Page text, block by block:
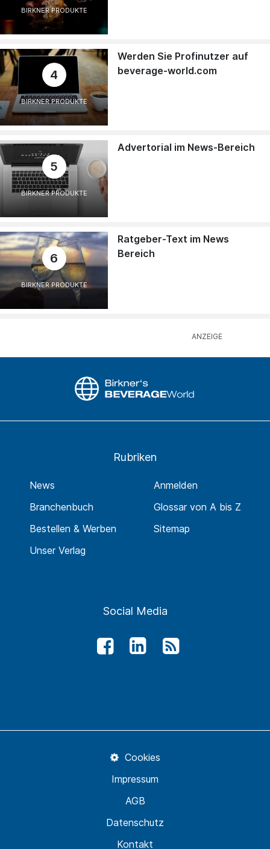
BIRKNER PRODUKTE
4
BIRKNER PRODUKTE
Werden Sie Profinutzer auf
beverage-world.com
5
BIRKNER PRODUKTE
Advertorial im News-Bereich
6
BIRKNER PRODUKTE
Ratgeber-Text im News
Bereich
Rubriken
News
Branchenbuch
Bestellen & Werben
Unser Verlag
Anmelden
Glossar von A bis Z
Sitemap
Social Media
Kontakt
Datenschutz
AGB
Impressum
Cookies